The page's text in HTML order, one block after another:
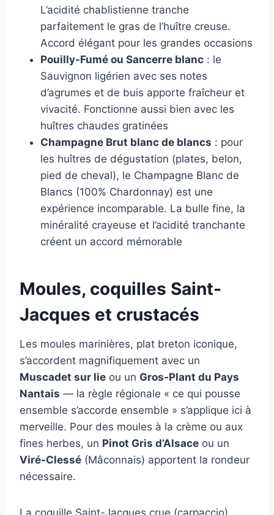
L’acidité chablistienne tranche
parfaitement le gras de l’huître creuse.
Accord élégant pour les grandes occasions
Pouilly-Fumé ou Sancerre blanc : le
Sauvignon ligérien avec ses notes
d’agrumes et de buis apporte fraîcheur et
vivacité. Fonctionne aussi bien avec les
huîtres chaudes gratinées
Champagne Brut blanc de blancs : pour
les huîtres de dégustation (plates, belon,
pied de cheval), le Champagne Blanc de
Blancs (100% Chardonnay) est une
expérience incomparable. La bulle fine, la
minéralité crayeuse et l’acidité tranchante
créent un accord mémorable
Moules, coquilles Saint-
Jacques et crustacés
Les moules marinières, plat breton iconique,
s’accordent magnifiquement avec un
Muscadet sur lie ou un Gros-Plant du Pays
Nantais — la règle régionale « ce qui pousse
ensemble s’accorde ensemble » s’applique ici à
merveille. Pour des moules à la crème ou aux
fines herbes, un Pinot Gris d’Alsace ou un
Viré-Clessé (Mâconnais) apportent la rondeur
nécessaire.
La coquille Saint-Jacques crue (carpaccio)